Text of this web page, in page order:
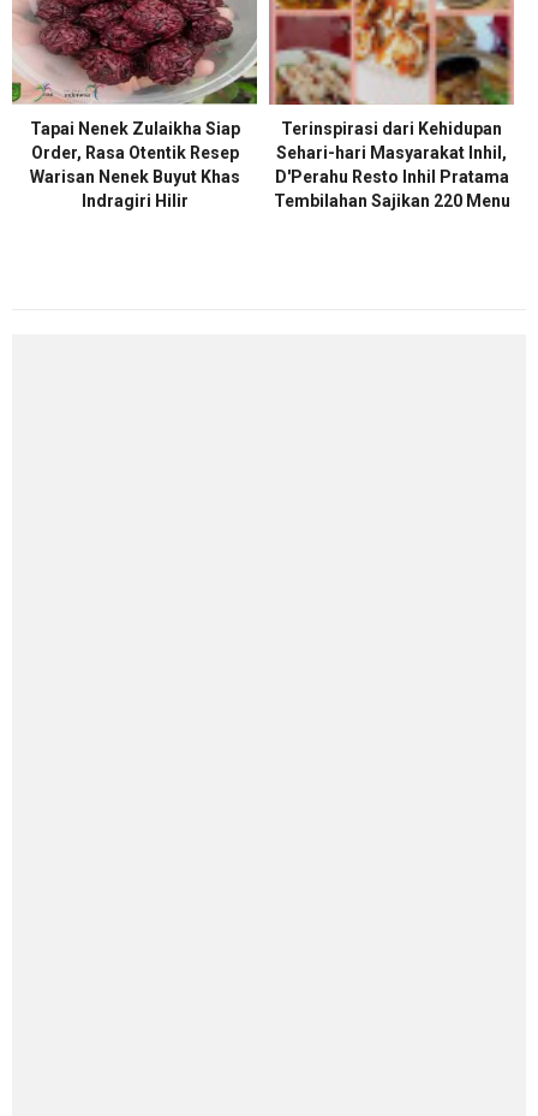
Tapai Nenek Zulaikha Siap
Order, Rasa Otentik Resep
Warisan Nenek Buyut Khas
Indragiri Hilir
Terinspirasi dari Kehidupan
Sehari-hari Masyarakat Inhil,
D'Perahu Resto Inhil Pratama
Tembilahan Sajikan 220 Menu